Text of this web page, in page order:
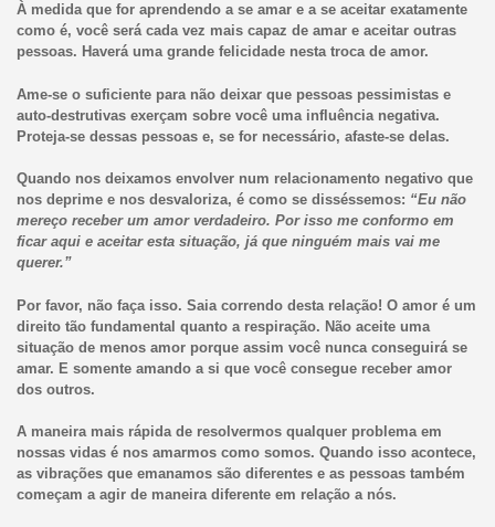
À medida que for aprendendo a se amar e a se aceitar exatamente
como é, você será cada vez mais capaz de amar e aceitar outras
pessoas. Haverá uma grande felicidade nesta troca de amor.
Ame-se o suficiente para não deixar que pessoas pessimistas e
auto-destrutivas exerçam sobre você uma influência negativa.
Proteja-se dessas pessoas e, se for necessário, afaste-se delas.
Quando nos deixamos envolver num relacionamento negativo que
nos deprime e nos desvaloriza, é como se disséssemos: “Eu não
mereço receber um amor verdadeiro. Por isso me conformo em
ficar aqui e aceitar esta situação, já que ninguém mais vai me
querer.”
Por favor, não faça isso. Saia correndo desta relação! O amor é um
direito tão fundamental quanto a respiração. Não aceite uma
situação de menos amor porque assim você nunca conseguirá se
amar. E somente amando a si que você consegue receber amor
dos outros.
A maneira mais rápida de resolvermos qualquer problema em
nossas vidas é nos amarmos como somos. Quando isso acontece,
as vibrações que emanamos são diferentes e as pessoas também
começam a agir de maneira diferente em relação a nós.